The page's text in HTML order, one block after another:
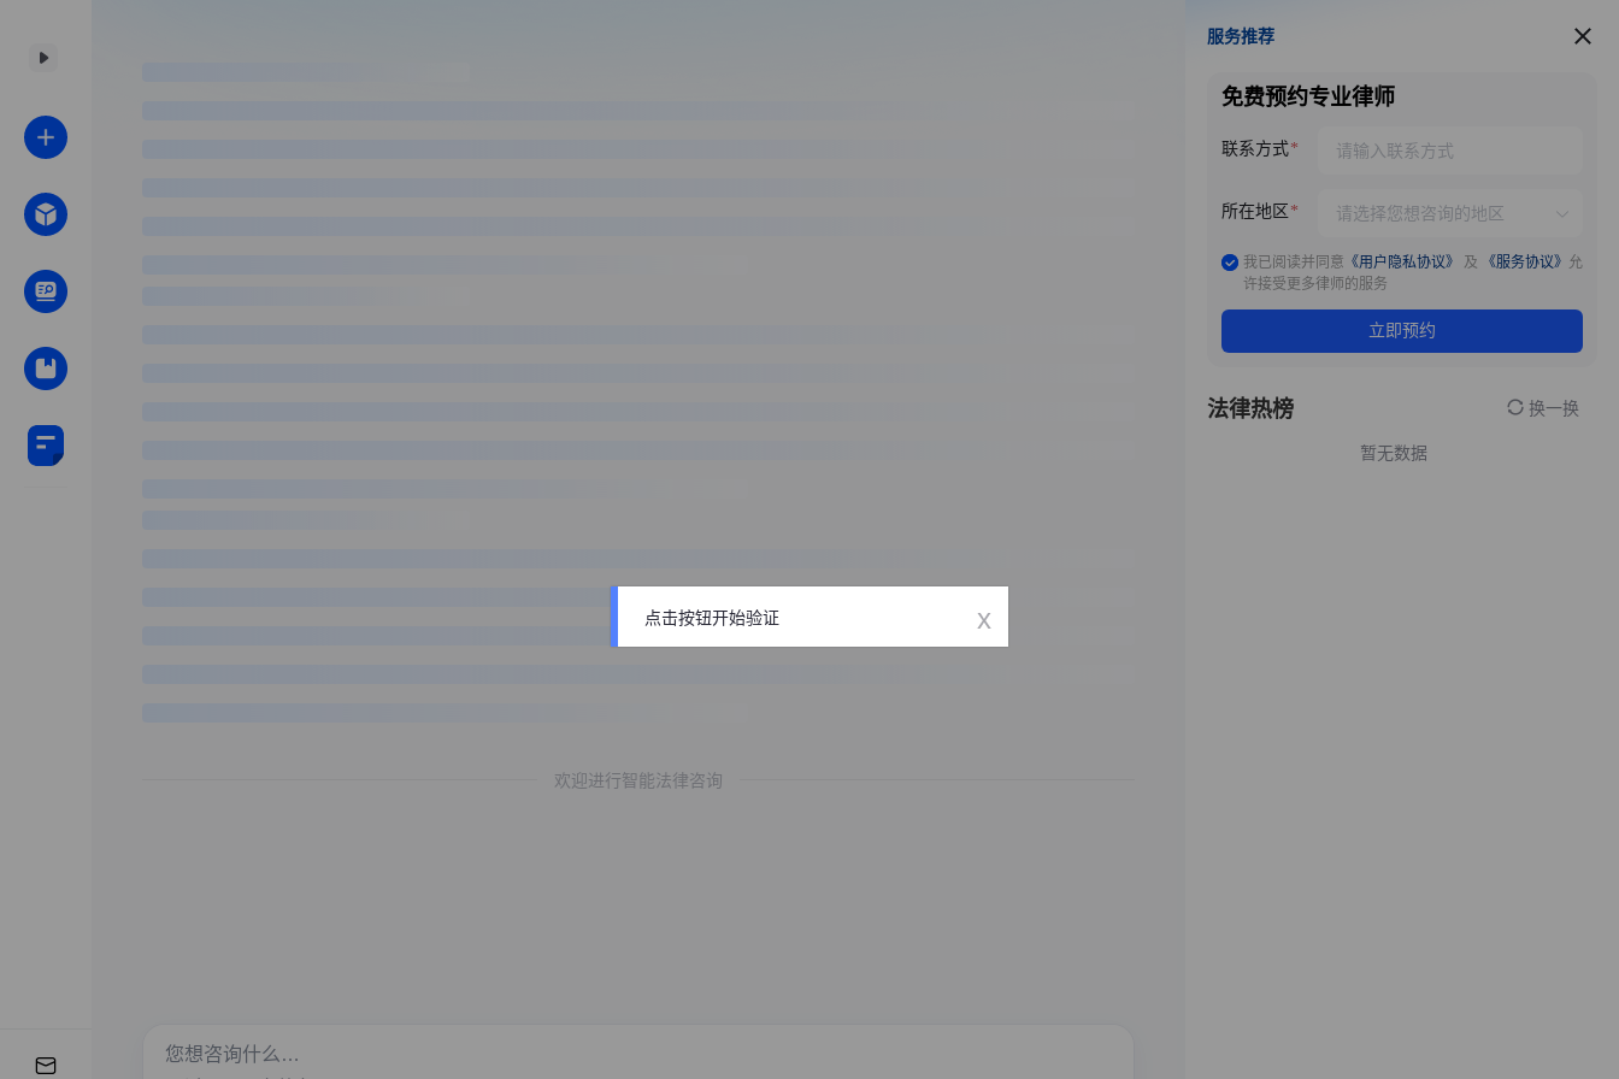
欢迎进行智能法律咨询
服务推荐
服务推荐
免费预约专业律师
联系方式
所在地区
我已阅读并同意 《用户隐私协议》 及 《服务协议》 允
许接受更多律师的服务
立即预约
法律热榜 换一换
暂无数据
点击按钮开始验证 x